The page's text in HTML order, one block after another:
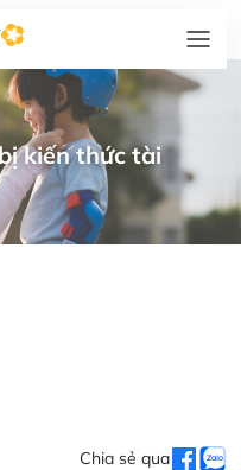
kiến thức tài
Chia sẻ qua